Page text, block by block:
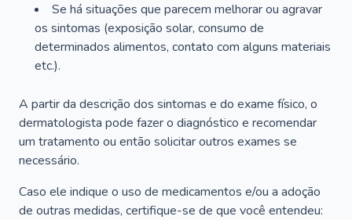
Se há situações que parecem melhorar ou agravar
os sintomas (exposição solar, consumo de
determinados alimentos, contato com alguns materiais
etc.).
A partir da descrição dos sintomas e do exame físico, o
dermatologista pode fazer o diagnóstico e recomendar
um tratamento ou então solicitar outros exames se
necessário.
Caso ele indique o uso de medicamentos e/ou a adoção
de outras medidas, certifique-se de que você entendeu: